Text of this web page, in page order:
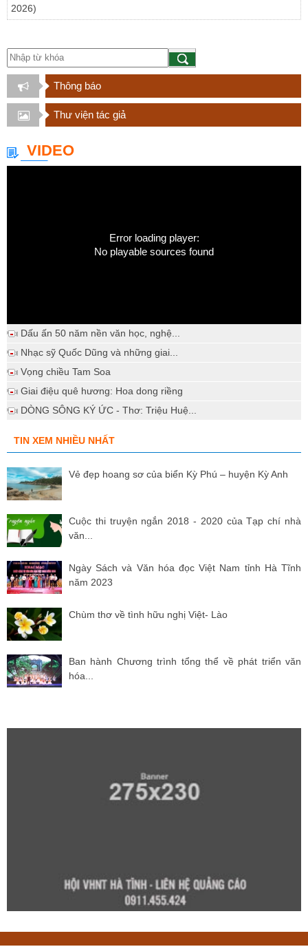
2026)
Thông báo
Thư viện tác giả
VIDEO
Error loading player:
No playable sources found
Dấu ấn 50 năm nền văn học, nghệ...
Nhạc sỹ Quốc Dũng và những giai...
Vọng chiều Tam Soa
Giai điệu quê hương: Hoa dong riềng
DÒNG SÔNG KÝ ỨC - Thơ: Triệu Huệ...
TIN XEM NHIỀU NHẤT
Vẻ đẹp hoang sơ của biển Kỳ Phú – huyện Kỳ Anh
Cuộc thi truyện ngắn 2018 - 2020 của Tạp chí nhà
văn...
Ngày Sách và Văn hóa đọc Việt Nam tỉnh Hà Tĩnh
năm 2023
Chùm thơ về tình hữu nghị Việt- Lào
Ban hành Chương trình tổng thể về phát triển văn
hóa...